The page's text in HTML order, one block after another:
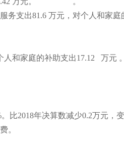
务支出81.6 万元，对个人和家庭
人和家庭的补助支出17.12 万元 。
。比2018年决算数减少0.2万元，
。